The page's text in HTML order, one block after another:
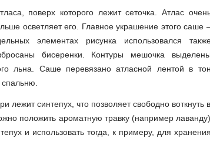
поверх которого лежит сеточка. Атлас
осветляет его. Главное украшение этого саше
элементах рисунка использовался
бисеренки. Контуры мешочка выделены
льна. Саше перевязано атласной лентой в тон
спальню.
лежит синтепух, что позволяет свободно воткнуть в
положить ароматную травку (например лаванду)
и использовать тогда, к примеру, для хранения